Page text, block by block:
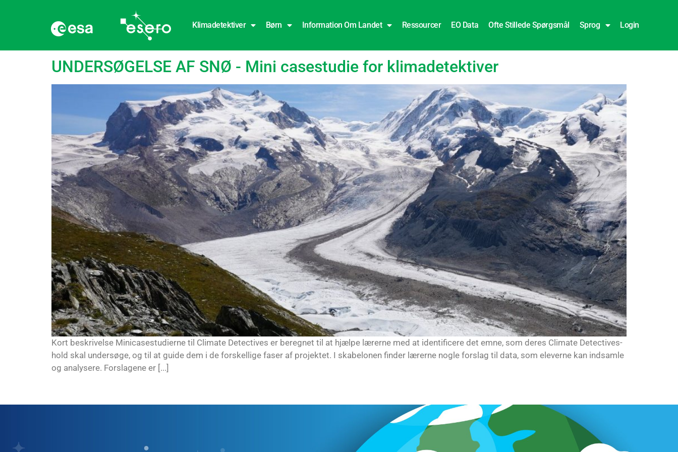
Klimadetektiver Børn Information Om Landet Ressourcer EO Data Ofte Stillede Spørgsmål Sprog Login
Tag: Sne
UNDERSØGELSE AF SNØ - Mini casestudie for klimadetektiver
Kort beskrivelse Minicasestudierne til Climate Detectives er beregnet til at hjælpe lærerne med at identificere det emne, som deres Climate Detectives-
hold skal undersøge, og til at guide dem i de forskellige faser af projektet. I skabelonen finder lærerne nogle forslag til data, som eleverne kan indsamle
og analysere. Forslagene er [...]